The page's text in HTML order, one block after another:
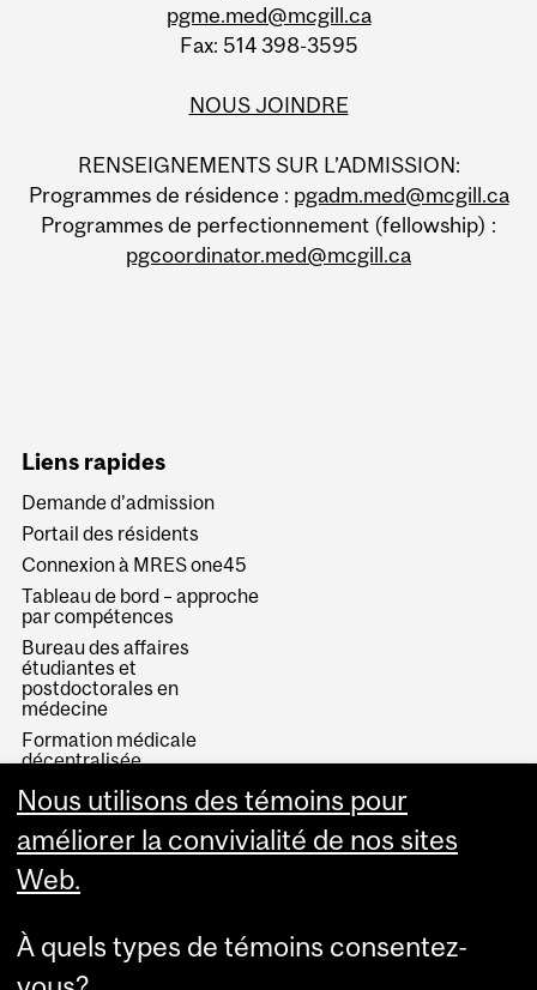
pgme.med@mcgill.ca
Fax: 514 398-3595
NOUS JOINDRE
RENSEIGNEMENTS SUR L’ADMISSION:
Programmes de résidence : pgadm.med@mcgill.ca
Programmes de perfectionnement (fellowship) :
pgcoordinator.med@mcgill.ca
Liens rapides
Demande d’admission
Portail des résidents
Connexion à MRES one45
Tableau de bord – approche
par compétences
Bureau des affaires
étudiantes et
postdoctorales en
médecine
Formation médicale
décentralisée
Études médicales de
premier cycle
Nous utilisons des témoins pour
améliorer la convivialité de nos sites
Web.
À quels types de témoins consentez-